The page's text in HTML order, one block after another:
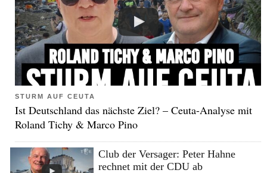
STURM AUF CEUTA
Ist Deutschland das nächste Ziel? – Ceuta-Analyse mit
Roland Tichy & Marco Pino
Club der Versager: Peter Hahne
rechnet mit der CDU ab